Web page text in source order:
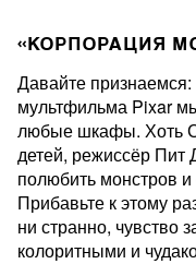
«КОРПОРАЦИЯ
Давайте
мультфильма Pixar
любые шкафы. Хоть
детей, режиссёр Пит
полюбить монстров
Прибавьте к этому
ни странно, чувство
колоритными и